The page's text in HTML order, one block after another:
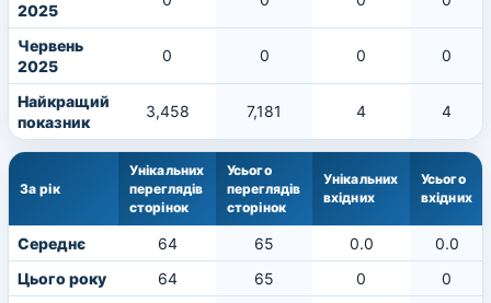
2025
Червень
2025
0 0 0 0
Найкращий
показник
3,458 7,181 4 4
За рік
Унікальних
переглядів
сторінок
Усього
переглядів
сторінок
Унікальних
вхідних
Усього
вхідних
Середнє 64 65 0.0
0.0
Цього року
64 65 0
0